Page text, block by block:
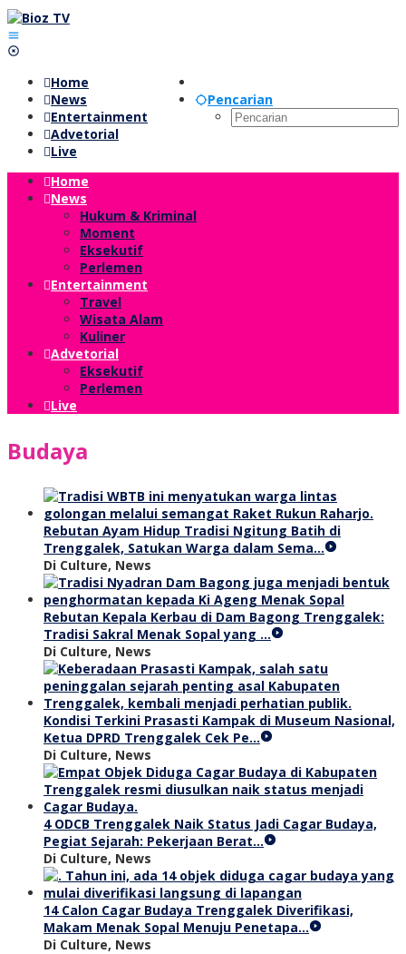
Lewati
ke
konten
Pencarian
Home
News
Entertainment
Advetorial
Live
Home
News
Hukum & Kriminal
Moment
Eksekutif
Perlemen
Entertainment
Travel
Wisata Alam
Kuliner
Advetorial
Eksekutif
Perlemen
Live
Budaya
Rebutan Ayam Hidup Tradisi Ngitung Batih di
Trenggalek, Satukan Warga dalam Sema…
Di Culture, News
Rebutan Kepala Kerbau di Dam Bagong Trenggalek:
Tradisi Sakral Menak Sopal yang …
Di Culture, News
Kondisi Terkini Prasasti Kampak di Museum Nasional,
Ketua DPRD Trenggalek Cek Pe…
Di Culture, News
4 ODCB Trenggalek Naik Status Jadi Cagar Budaya,
Pegiat Sejarah: Pekerjaan Berat…
Di Culture, News
14 Calon Cagar Budaya Trenggalek Diverifikasi,
Makam Menak Sopal Menuju Penetapa…
Di Culture, News